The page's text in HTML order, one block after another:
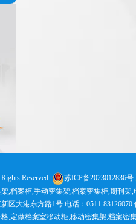
Reserved. 苏ICP备2023012836号
,档案柜,手动密集架,档案密集柜,期刊
区大港东方路1号 电话：0511-83126070
,定做档案室移动柜,移动密集架,档案密